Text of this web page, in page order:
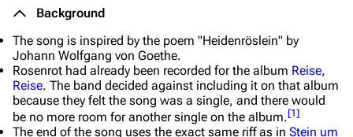
Background
The song is inspired by the poem "Heidenröslein" by
Johann Wolfgang von Goethe.
Rosenrot had already been recorded for the album Reise,
Reise. The band decided against including it on that album
because they felt the song was a single, and there would
be no more room for another single on the album.[1]
The end of the song uses the exact same riff as in Stein um